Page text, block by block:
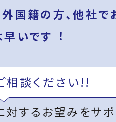
国籍の方、他社で
いです︕
相談ください!!
対する お望みをサ